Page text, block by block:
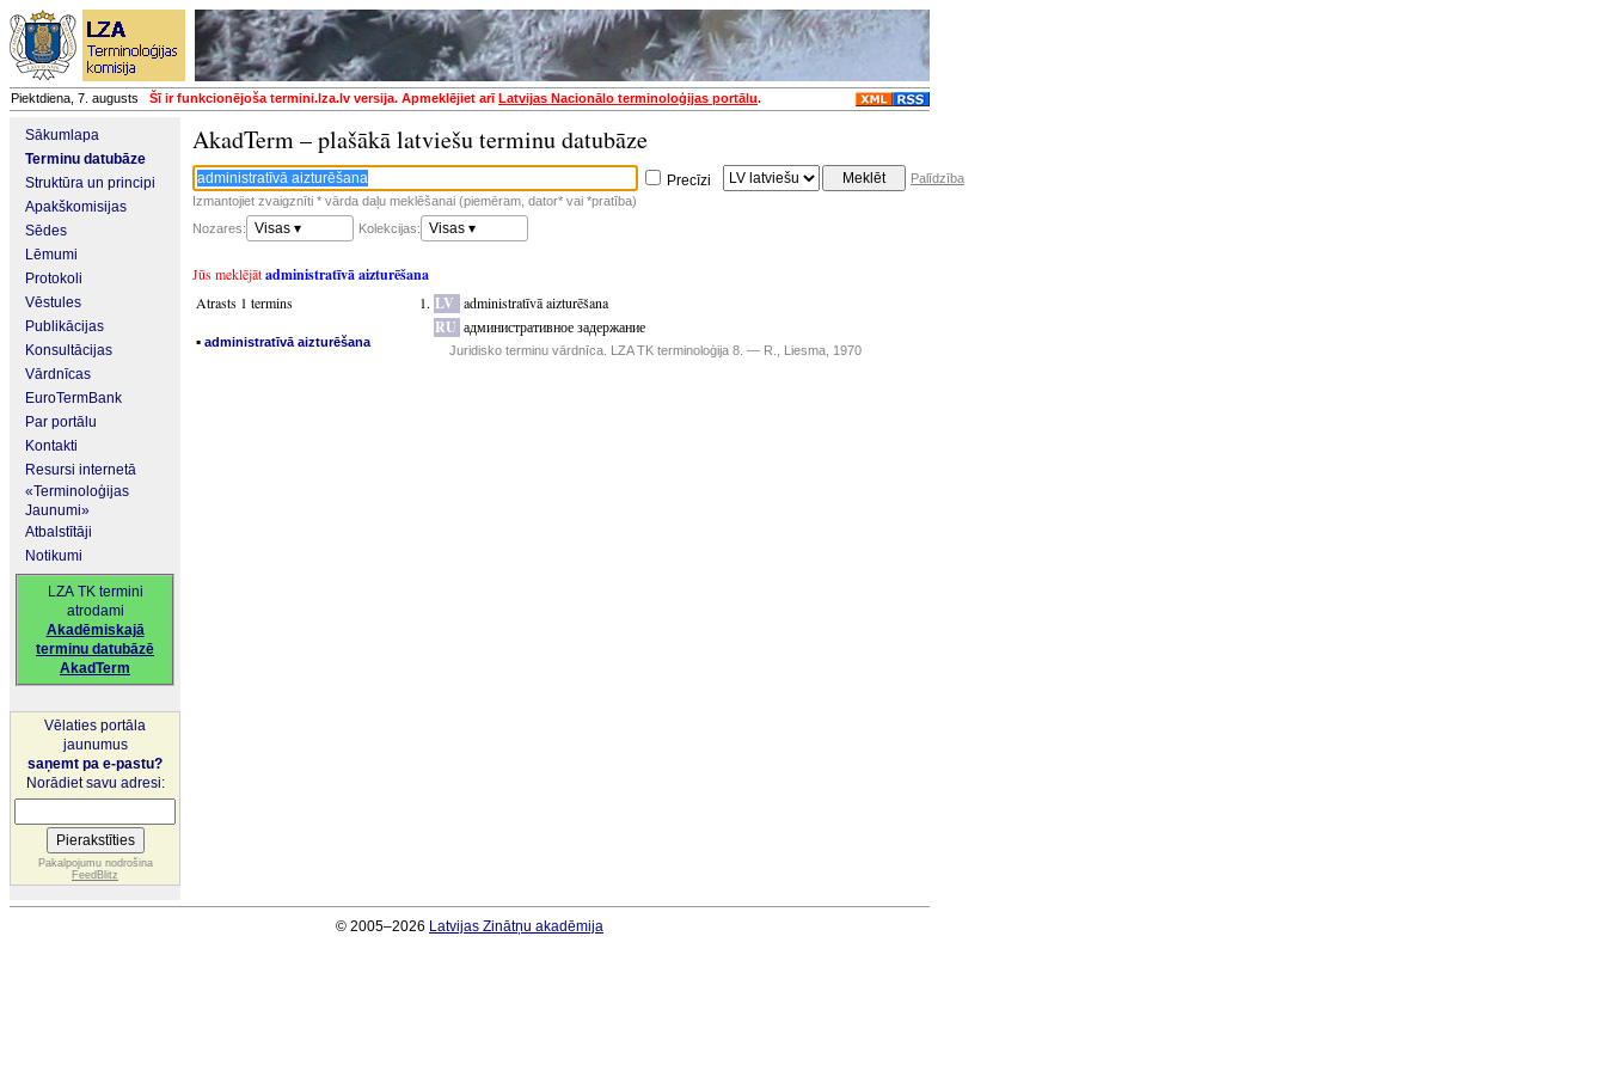
Piektdiena, 7. augusts Šī ir funkcionējoša termini.lza.lv versija. Apmeklējiet arīLatvijas Nacionālo terminoloģijas portālu.
Sākumlapa
Terminu datubāze
Struktūra un principi
Apakškomisijas
Sēdes
Lēmumi
Protokoli
Vēstules
Publikācijas
Konsultācijas
Vārdnīcas
EuroTermBank
Par portālu
Kontakti
Resursi internetā
«Terminoloģijas
Jaunumi»
Atbalstītāji
Notikumi
LZA TK termini
atrodami
Akadēmiskajā
terminu datubāzē
AkadTerm
Vēlaties portāla
jaunumus
saņemt pa e-pastu?
Norādiet savu adresi:
Pakalpojumu nodrošina
FeedBlitz
AkadTerm – plašākā latviešu terminu datubāze
Precīzi
Palīdzība
Izmantojiet zvaigznīti * vārda daļu meklēšanai (piemēram, dator* vai *pratība)
Nozares:
Visas ▾ Kolekcijas: Visas ▾
Jūs meklējātadministratīvā aizturēšana
Atrasts 1 termins
▪ administratīvā aizturēšana
LV administratīvā aizturēšana
RU административное задержание
Juridisko terminu vārdnīca. LZA TK terminoloģija 8. — R., Liesma, 1970
© 2005–2026 Latvijas Zinātņu akadēmija